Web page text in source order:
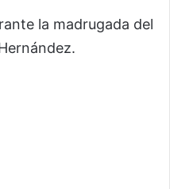
la madrugada del